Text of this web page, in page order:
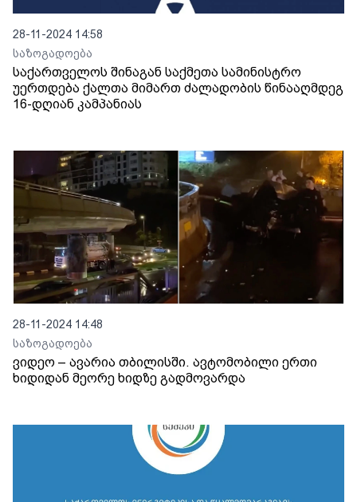
28-11-2024 14:58
საზოგადოება
საქართველოს შინაგან საქმეთა სამინისტრო
უერთდება ქალთა მიმართ ძალადობის წინააღმდეგ
16-დღიან კამპანიას
28-11-2024 14:48
საზოგადოება
ვიდეო – ავარია თბილისში. ავტომობილი ერთი
ხიდიდან მეორე ხიდზე გადმოვარდა